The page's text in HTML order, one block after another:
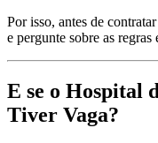
Por isso, antes de
e pergunte sobre as regras
E se o Hospital
Tiver Vaga?